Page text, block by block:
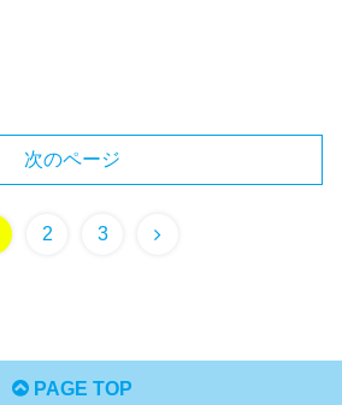
次のページ
2 3
次
PAGE TOP